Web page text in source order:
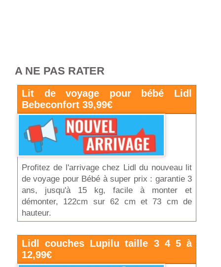
A NE PAS RATER
Lit de voyage pour bébé Lidl
Bebeconfort 39,99€
Profitez de l'arrivage chez Lidl du nouveau lit
de voyage pour Bébé à super prix : garantie 3
ans, jusqu'à 15 kg, facile à monter et
démonter, 122cm sur 62 cm et 73 cm de
hauteur.
Lidl couches Lupilu taille 3 4 5 à
12,99€